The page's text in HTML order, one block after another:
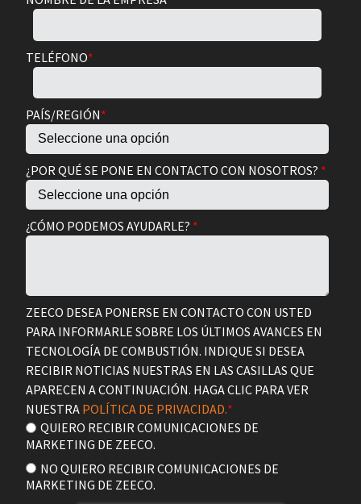
TELÉFONO*
PAÍS/REGIÓN*
¿POR QUÉ SE PONE EN CONTACTO CON NOSOTROS? *
¿CÓMO PODEMOS AYUDARLE? *
ZEECO DESEA PONERSE EN CONTACTO CON USTED
PARA INFORMARLE SOBRE LOS ÚLTIMOS AVANCES EN
TECNOLOGÍA DE COMBUSTIÓN. INDIQUE SI DESEA
RECIBIR NOTICIAS NUESTRAS EN LAS CASILLAS QUE
APARECEN A CONTINUACIÓN. HAGA CLIC PARA VER
NUESTRA POLÍTICA DE PRIVACIDAD.*
QUIERO RECIBIR COMUNICACIONES DE
MARKETING DE ZEECO.
NO QUIERO RECIBIR COMUNICACIONES DE
MARKETING DE ZEECO.